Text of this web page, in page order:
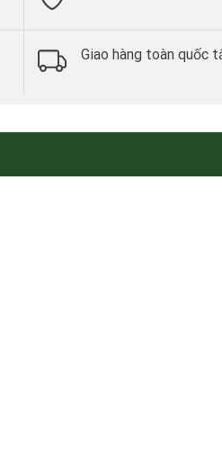
Giao hàng toàn quốc